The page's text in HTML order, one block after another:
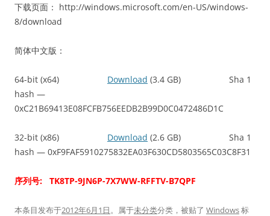
下载页面： http://windows.microsoft.com/en-US/windows-
8/download
简体中文版：
64-bit (x64) Download (3.4 GB) Sha 1
hash —
0xC21B69413E08FCFB756EEDB2B99D0C0472486D1C
32-bit (x86) Download (2.6 GB) Sha 1
hash — 0xF9FAF5910275832EA03F630CD5803565C03C8F31
序列号: TK8TP-9JN6P-7X7WW-RFFTV-B7QPF
本条目发布于2012年6月1日。属于未分类分类，被贴了 Windows标